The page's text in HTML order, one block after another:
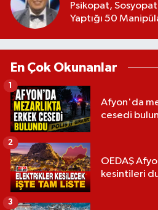
Psikopat,
Yaptığı 50
En Çok Okunanlar
Afyon'da
cesedi
1
OEDAŞ
kesintileri
2
3